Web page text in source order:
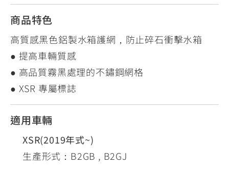
商品特色
高質感黑色鋁製水箱護網，防止碎石衝擊水箱
● 提高車輛質感
● 高品質霧黑處理的不鏽鋼網格
● XSR 專屬標誌
適用車輛
XSR(2019年式~)
生產形式：B2GB , B2GJ